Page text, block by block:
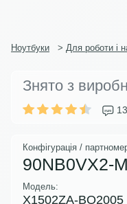
Ноутбуки > Для роботи і
Знято з
13
Конфігурація /
90NB0VX2-
Модель:
X1502ZA-BQ2005